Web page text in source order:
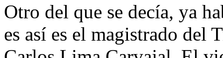
Otro del que se decía, ya
es así es el magistrado del